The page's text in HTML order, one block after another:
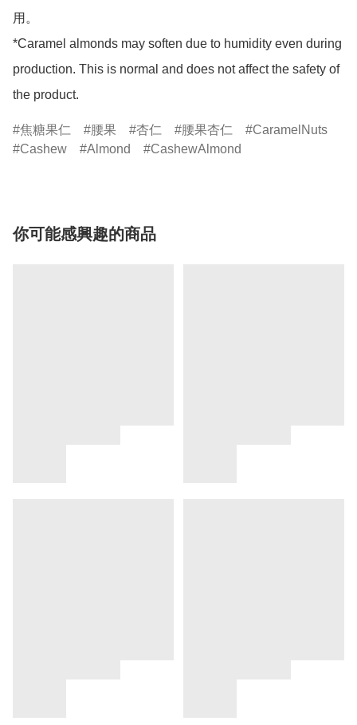
用。
*Caramel almonds may soften due to humidity even during
production. This is normal and does not affect the safety of
the product.
焦糖果仁 腰果 杏仁 腰果杏仁
CaramelNuts
Cashew
Almond CashewAlmond
你可能感興趣的商品